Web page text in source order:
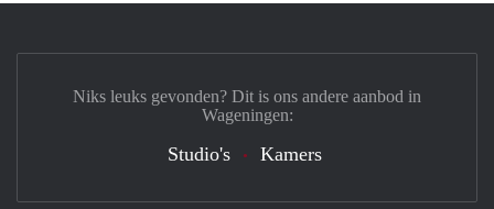
Niks leuks gevonden? Dit is ons andere aanbod in
Wageningen:
Studio's Kamers